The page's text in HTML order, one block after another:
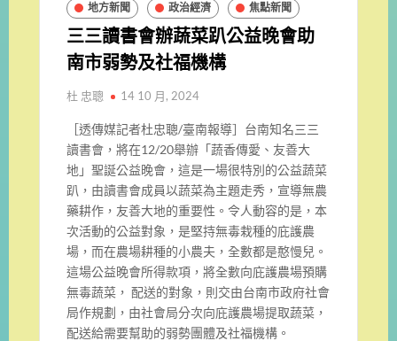
地方新聞 政治經濟 焦點新聞
三三讀書會辦蔬菜趴公益晚會助
南市弱勢及社福機構
杜 忠聰 14 10 月, 2024
［透傳媒記者杜忠聰/臺南報導］台南知名三三
讀書會，將在12/20舉辦「蔬香傳愛、友善大
地」聖誕公益晚會，這是一場很特別的公益蔬菜
趴，由讀書會成員以蔬菜為主題走秀，宣導無農
藥耕作，友善大地的重要性。令人動容的是，本
次活動的公益對象，是堅持無毒栽種的庇護農
場，而在農場耕種的小農夫，全數都是憨慢兒。
這場公益晚會所得款項，將全數向庇護農場預購
無毒蔬菜， 配送的對象，則交由台南市政府社會
局作規劃，由社會局分次向庇護農場提取蔬菜，
配送給需要幫助的弱勢團體及社福機構。